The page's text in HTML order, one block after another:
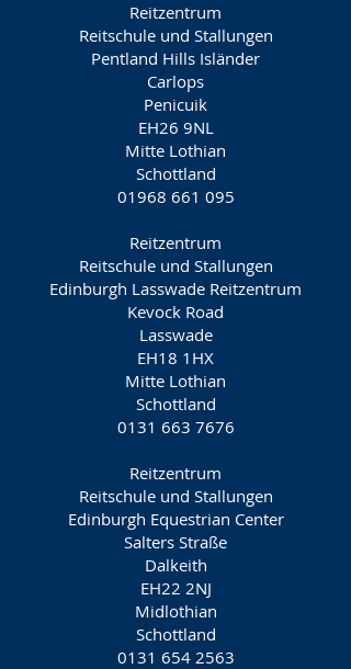
Reitzentrum
Reitschule und Stallungen
Pentland Hills Isländer
Carlops
Penicuik
EH26 9NL
Mitte Lothian
Schottland
01968 661 095
Reitzentrum
Reitschule und Stallungen
Edinburgh Lasswade Reitzentrum
Kevock Road
Lasswade
EH18 1HX
Mitte Lothian
Schottland
0131 663 7676
Reitzentrum
Reitschule und Stallungen
Edinburgh Equestrian Center
Salters Straße
Dalkeith
EH22 2NJ
Midlothian
Schottland
0131 654 2563